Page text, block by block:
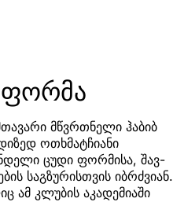
ფორმა
მწვრთნელი ჰაბიბ
ოთხმატჩიანი
ცუდი ფორმისა, შავ-
საგზურისთვის იბრძვიან.
ამ კლუბის აკადემიაში